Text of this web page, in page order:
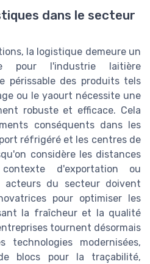
dans le secteur
la logistique demeure un
l'industrie laitière
périssable des produits tels
ou le yaourt nécessite une
robuste et efficace. Cela
conséquents dans les
réfrigéré et les centres de
considère les distances
d'exportation ou
acteurs du secteur doivent
pour optimiser les
la fraîcheur et la qualité
tournent désormais
modernisées,
blocs pour la traçabilité,